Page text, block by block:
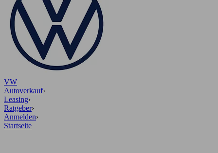
VW
Autoverkauf›
Leasing›
Ratgeber›
Anmelden›
Startseite